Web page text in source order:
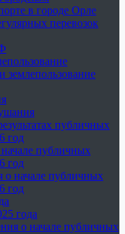
в городе Орле
перевозок
землепользование
публичных
год
публичных
год
о начале публичных
год
года
о начале публичных